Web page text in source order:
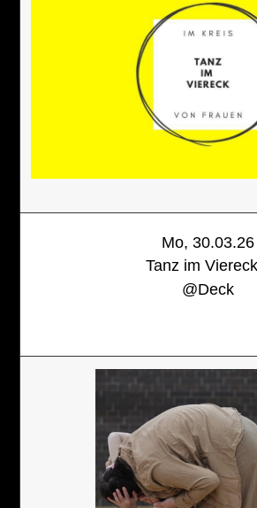
Mo, 30.03.26
Tanz im Viereck
@Deck